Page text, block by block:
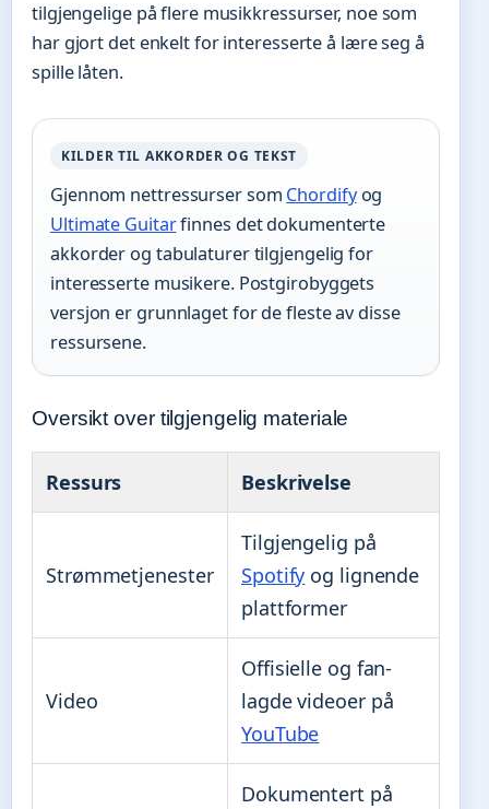
tilgjengelige på flere musikkressurser, noe som
har gjort det enkelt for interesserte å lære seg å
spille låten.
KILDER TIL AKKORDER OG TEKST
Gjennom nettressurser som Chordifyog
Ultimate Guitarfinnes det dokumenterte
akkorder og tabulaturer tilgjengelig for
interesserte musikere. Postgirobyggets
versjon er grunnlaget for de fleste av disse
ressursene.
Oversikt over tilgjengelig materiale
Ressurs Beskrivelse
Strømmetjenester
Tilgjengelig på
Spotify og lignende
plattformer
Video
Offisielle og fan-
lagde videoer på
YouTube
Dokumentert på